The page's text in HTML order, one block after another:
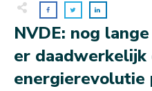
NVDE: nog
er daadwerkelijk
energierevolutie